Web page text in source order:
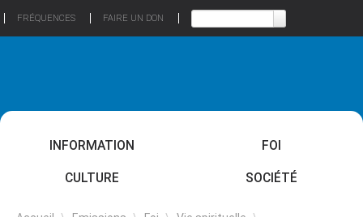
FRÉQUENCES FAIRE UN DON
INFORMATION FOI
CULTURE SOCIÉTÉ